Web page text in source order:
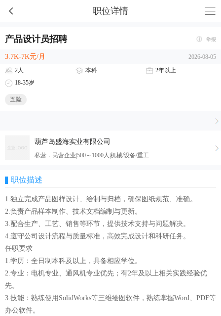
职位详情
产品设计员招聘 举报
3.7K-7K元/月
2026-08-05
2人
本科
2年以上
18-35岁
五险
葫芦岛盛海实业有限公司
私营．民营企业|500～1000人|机械/设备/重工
职位描述
1.独立完成产品图样设计、绘制与归档，确保图纸规范、准确。
2.负责产品样本制作、技术文档编制与更新。
3.配合生产、工艺、销售等环节，提供技术支持与问题解决。
4.遵守公司设计流程与质量标准，高效完成设计和科研任务。
任职要求
1.学历：全日制本科及以上，具备相应学位。
2.专业：电机专业、通风机专业优先；有2年及以上相关实践经验优
先。
3.技能：熟练使用SolidWorks等三维绘图软件，熟练掌握Word、PDF等
办公软件。